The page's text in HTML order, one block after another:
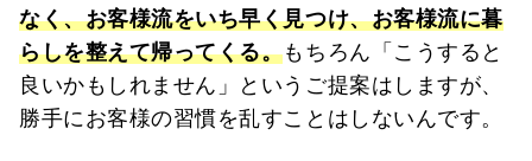
なく、お客様流をいち早く見つけ、お客様流に暮
らしを整えて帰ってくる。もちろん「こうすると
良いかもしれません」というご提案はしますが、
勝手にお客様の習慣を乱すことはしないんです。